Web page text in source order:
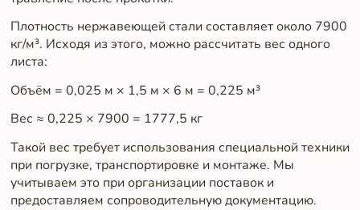
Плотность нержавеющей стали составляет около 7900
кг/м³. Исходя из этого, можно рассчитать вес одного
листа:
Объём = 0,025 м × 1,5 м × 6 м = 0,225 м³
Вес ≈ 0,225 × 7900 = 1777,5 кг
Такой вес требует использования специальной техники
при погрузке, транспортировке и монтаже. Мы
учитываем это при организации поставок и
предоставляем сопроводительную документацию.